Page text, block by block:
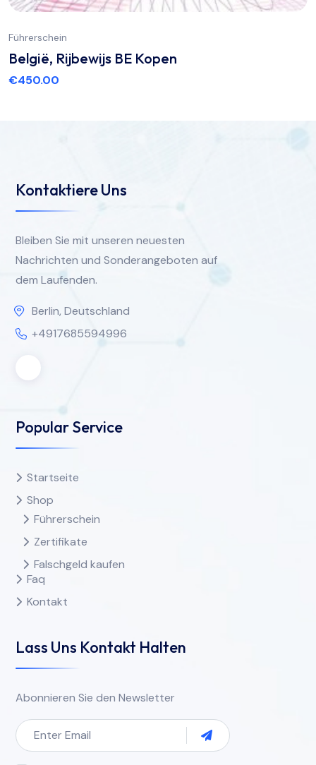
Führerschein
België, Rijbewijs BE Kopen
€450.00
Kontaktiere Uns
Bleiben Sie mit unseren neuesten
Nachrichten und Sonderangeboten auf
dem Laufenden.
Berlin, Deutschland
+4917685594996
Popular Service
Startseite
Shop
Führerschein
Zertifikate
Falschgeld kaufen
Faq
Kontakt
Lass Uns Kontakt Halten
Abonnieren Sie den Newsletter